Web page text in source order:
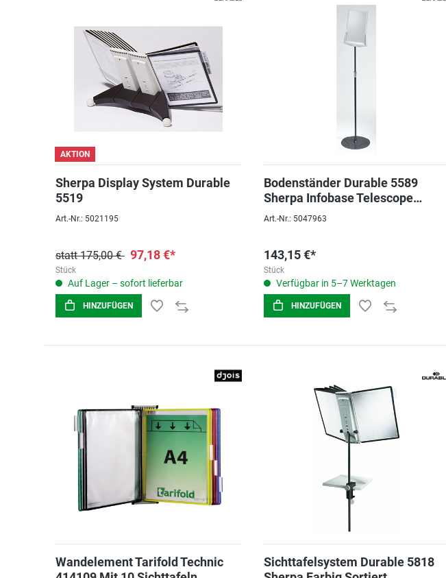
AKTION
Sherpa Display System Durable
5519
Art.-Nr.: 5021195
statt 175,00 € 97,18 €*
Stück
Auf Lager – sofort lieferbar
HINZUFÜGEN
Bodenständer Durable 5589
Sherpa Infobase Telescope
Anthrazit/grau
Art.-Nr.: 5047963
143,15 €*
Stück
Verfügbar in 5–7 Werktagen
HINZUFÜGEN
Wandelement Tarifold Technic
Sichttafelsystem Durable 5818